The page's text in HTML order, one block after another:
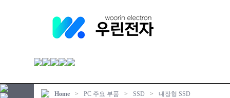
Home > PC 주요 부품 > SSD > 내장형 SSD